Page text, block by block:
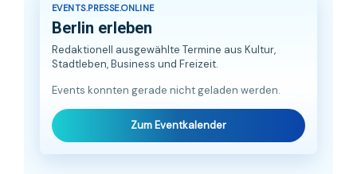
EVENTS.PRESSE.ONLINE
Berlin erleben
Redaktionell ausgewählte Termine aus Kultur,
Stadtleben, Business und Freizeit.
Events konnten gerade nicht geladen werden.
Zum Eventkalender